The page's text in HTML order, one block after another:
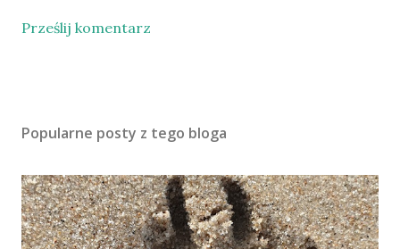
Prześlij komentarz
Popularne posty z tego bloga